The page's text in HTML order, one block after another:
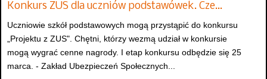
Konkurs ZUS dla uczniów podstawówek. Cze…
Uczniowie szkół podstawowych mogą przystąpić do konkursu
„Projektu z ZUS". Chętni, którzy wezmą udział w konkursie
mogą wygrać cenne nagrody. I etap konkursu odbędzie się 25
marca. - Zakład Ubezpieczeń Społecznych...